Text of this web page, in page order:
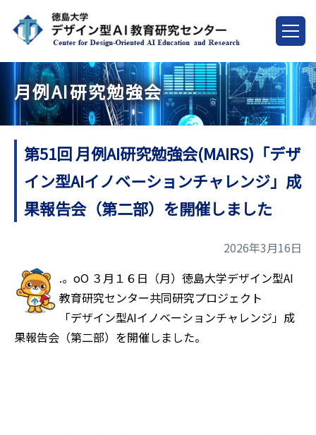
月例AI研究勉強会
第51回 月例AI研究勉強会(MAIRS)「デザ
イン型AIイノベーションチャレンジ」成
果報告会（第二部）を開催しました
2026年3月16日
.。oO ３月１６日（月）徳島大学デザイン型AI
教育研究センター共同研究プロジェクト
「デザイン型AIイノベーションチャレンジ」成
果報告会（第二部）を開催しました。